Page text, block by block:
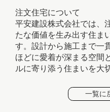
注文住宅について
平安建設株式会社では、
たな価値を生み出す住ま
す。設計から施工まで一
ほどに愛着が深まる空間
ルに寄り添う住まいを大
一覧に